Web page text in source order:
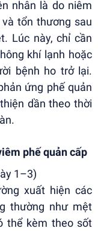
nhân là do niêm
tổn thương sau
Lúc này, chỉ cần
khí lạnh hoặc
bệnh ho trở lại.
ứng phế quản
dần theo thời
phế quản cấp
1–3)
xuất hiện các
thường như mệt
thể kèm theo sốt